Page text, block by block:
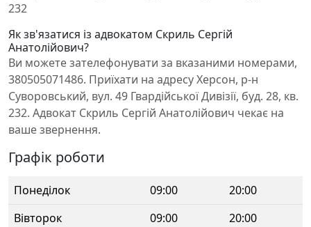
232
Як зв'язатися із адвокатом Скриль Сергій
Анатолійович?
Ви можете зателефонувати за вказаними номерами,
380505071486. Приїхати на адресу Херсон, р-н
Суворовський, вул. 49 Гвардійської Дивізії, буд. 28, кв.
232. Адвокат Скриль Сергій Анатолійович чекає на
ваше звернення.
Графік роботи
Понеділок 09:00
20:00
Вівторок
09:00
20:00